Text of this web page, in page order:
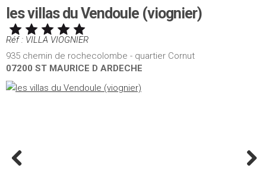
les villas du Vendoule (viognier)
Réf : VILLA VIOGNIER
935 chemin de rochecolombe - quartier Cornut
07200 ST MAURICE D ARDECHE